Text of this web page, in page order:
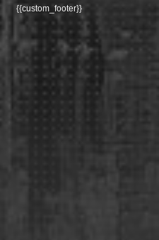
{{custom_footer}}